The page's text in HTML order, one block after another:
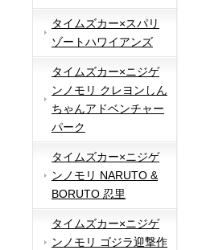
タイムズカー×スパリ
ゾートハワイアンズ
タイムズカー×ニジゲ
ンノモリ クレヨンしん
ちゃんアドベンチャー
パーク
タイムズカー×ニジゲ
ンノモリ NARUTO &
BORUTO 忍里
タイムズカー×ニジゲ
ンノモリ ゴジラ迎撃作